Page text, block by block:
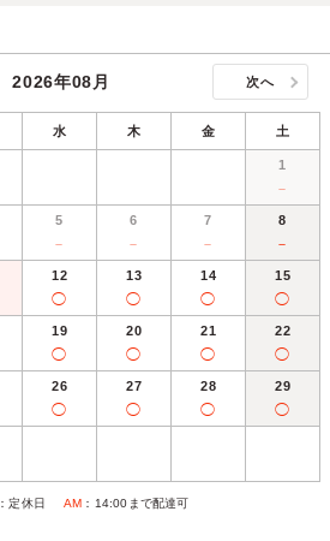
2026年08月 次へ
水 木 金 土
1
－
5
－
6
－
7
－
8
－
12
◯
13
◯
14
◯
15
◯
19
◯
20
◯
21
◯
22
◯
26
◯
27
◯
28
◯
29
◯
：定休日 AM ：14:00まで配達可